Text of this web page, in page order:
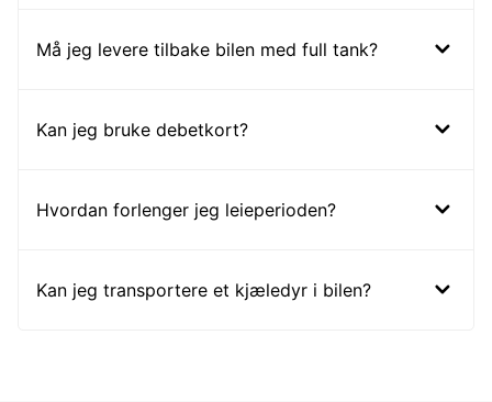
Må jeg levere tilbake bilen med full tank?
Kan jeg bruke debetkort?
Hvordan forlenger jeg leieperioden?
Kan jeg transportere et kjæledyr i bilen?